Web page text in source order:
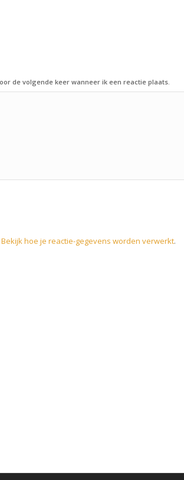
de volgende keer wanneer ik een reactie plaats.
Bekijk hoe je reactie-gegevens worden verwerkt.